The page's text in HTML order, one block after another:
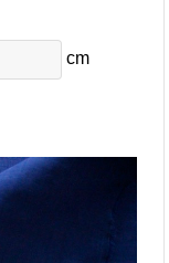
cm